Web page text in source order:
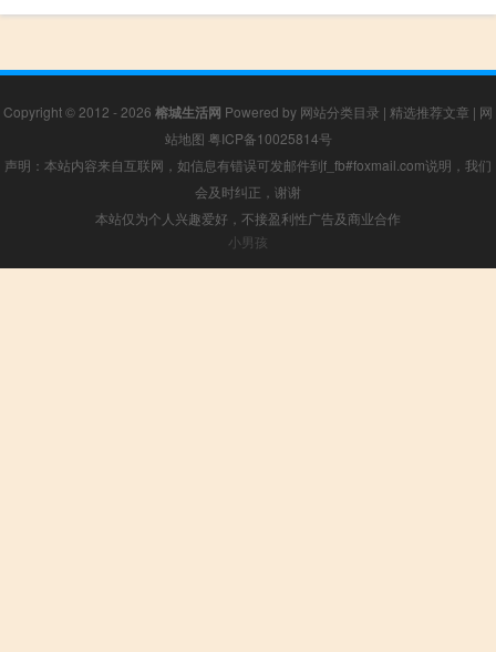
Copyright © 2012 - 2026 榕城生活网 Powered by 网站分类目录 | 精选推荐文章 | 网
站地图 粤ICP备10025814号
声明：本站内容来自互联网，如信息有错误可发邮件到f_fb#foxmail.com说明，我们
会及时纠正，谢谢
本站仅为个人兴趣爱好，不接盈利性广告及商业合作
小男孩